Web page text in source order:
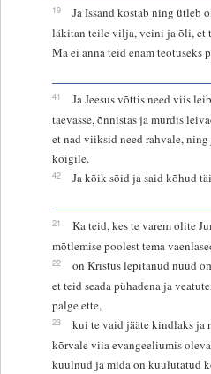
19
Ja Issand kostab ning ütleb
läkitan teile vilja, veini ja õli, et
Ma ei anna teid enam teotuseks
41
Ja Jeesus võttis need viis
taevasse, õnnistas ja murdis
et nad viiksid need rahvale, ning
kõigile.
42 Ja kõik sõid ja said kõhud
21
Ka teid, kes te varem olite
mõtlemise poolest tema
22
on Kristus lepitanud nüüd
et teid seada pühadena ja
palge ette,
23
kui te vaid jääte kindlaks ja
kõrvale viia evangeeliumis
kuulnud ja mida on kuulutatud